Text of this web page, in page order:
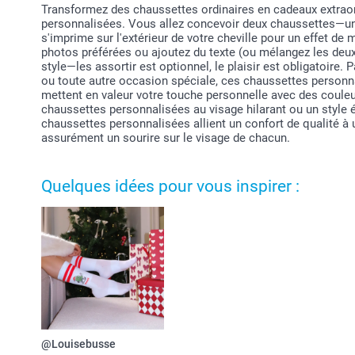
Transformez des chaussettes ordinaires en cadeaux
personnalisées. Vous allez concevoir deux
s'imprime sur l'extérieur de votre cheville pour un effet de
photos préférées ou ajoutez du texte (ou mélangez les
style—les assortir est optionnel, le plaisir est obligatoire.
ou toute autre occasion spéciale, ces chaussettes
mettent en valeur votre touche personnelle avec des
chaussettes personnalisées au visage hilarant ou un style
chaussettes personnalisées allient un confort de qualité
assurément un sourire sur le visage de chacun.
Quelques idées pour vous inspirer :
@Louisebusse